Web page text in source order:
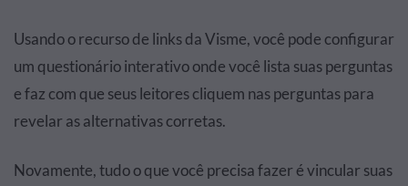
Usando o recurso de links da Visme, você pode configurar
um questionário interativo onde você lista suas perguntas
e faz com que seus leitores cliquem nas perguntas para
revelar as alternativas corretas.
Novamente, tudo o que você precisa fazer é vincular suas